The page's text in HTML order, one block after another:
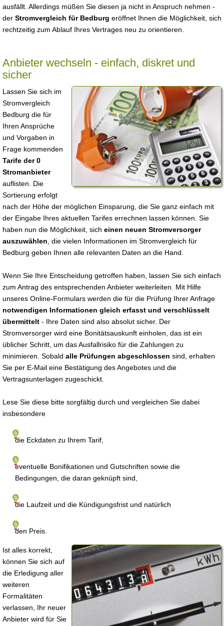
ausfällt. Allerdings müßen Sie diesen ja nicht in Anspruch nehmen -
der Stromvergleich für Bedburg eröffnet Ihnen die Möglichkeit, sich
rechtzeitig zum Ablauf Ihres Vertrages neu zu orientieren.
Anbieter wechseln - einfach, diskret und
sicher
Lassen Sie sich im
Stromvergleich
Bedburg die für
Ihren Ansprüche
und Vorgaben in
Frage kommenden
Tarife der 0
Stromanbieter
auflisten. Die
Sortierung erfolgt
nach der Höhe der möglichen Einsparung, die Sie ganz einfach mit
der Eingabe Ihres aktuellen Tarifes errechnen lassen können. Sie
haben nun die Möglichkeit, sich einen neuen Stromversorger
auszuwählen , die vielen Informationen im Stromvergleich für
Bedburg geben Ihnen alle relevanten Daten an die Hand.
Wenn Sie Ihre Entscheidung getroffen haben, lassen Sie sich einfach
zum Antrag des entsprechenden Anbieter weiterleiten. Mit Hilfe
unseres Online-Formulars werden die für die Prüfung Ihrer Anfrage
notwendigen Informationen gleich erfasst und verschlüsselt
übermittelt - Ihre Daten sind also absolut sicher. Der
Stromversorger wird eine Bonitätsauskunft einholen, das ist ein
üblicher Schritt, um das Ausfallrisiko für die Zahlungen zu
minimieren. Sobald alle Prüfungen abgeschlossen sind, erhalten
Sie per E-Mail eine Bestätigung des Angebotes und die
Vertragsunterlagen zugeschickt.
Lese Sie diese bitte sorgfältig durch und vergleichen Sie dabei
insbesondere
die Eckdaten zu Ihrem Tarif,
eventuelle Bonifikationen und Gutschriften sowie die
Bedingungen, die daran geknüpft sind,
die Laufzeit und die Kündigungsfrist und natürlich
den Preis.
Ist alles korrekt,
können Sie sich auf
die Erledigung aller
weiteren
Formalitäten
verlassen, Ihr neuer
Anbieter wird für Sie